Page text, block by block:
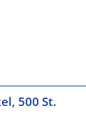
500 St.